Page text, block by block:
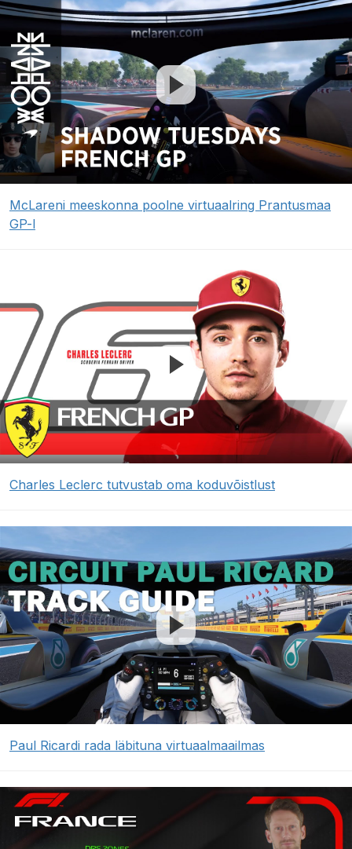
McLareni meeskonna poolne virtuaalring Prantusmaa
GP-l
Charles Leclerc tutvustab oma koduvõistlust
Paul Ricardi rada läbituna virtuaalmaailmas